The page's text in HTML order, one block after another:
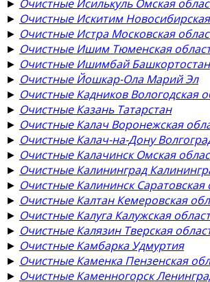
► Очистные Исилькуль Омская
► Очистные Искитим
► Очистные Истра Московская
► Очистные Ишим Тюменская
► Очистные Ишимбай Башкортостан
► Очистные Йошкар-Ола Марий Эл
► Очистные Кадников Вологодская
► Очистные Казань Татарстан
► Очистные Калач Воронежская
► Очистные Калач-на-Дону
► Очистные Калачинск Омская
► Очистные Калининград
► Очистные Калининск Саратовская
► Очистные Калтан Кемеровская
► Очистные Калуга Калужская
► Очистные Калязин Тверская
► Очистные Камбарка Удмуртия
► Очистные Каменка Пензенская
► Очистные Каменногорск